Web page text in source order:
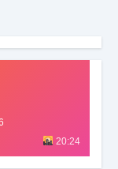
20:24